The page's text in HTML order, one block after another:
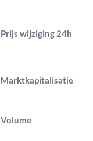
Prijs wijziging 24h
Marktkapitalisatie
Volume